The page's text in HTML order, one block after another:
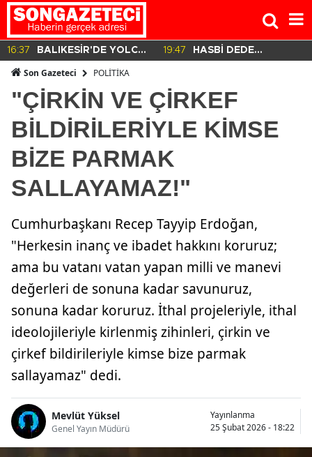
19:47
HASBİ DEDE
DETAYLAR İLE
DİJİTAL İZLER!
18:09
CEM YILMAZ 100
DEDİ?
Son Gazeteci POLİTİKA
"ÇİRKİN VE ÇİRKEF
BİLDİRİLERİYLE KİMSE
BİZE PARMAK
SALLAYAMAZ!"
Cumhurbaşkanı Recep Tayyip Erdoğan,
"Herkesin inanç ve ibadet hakkını koruruz;
ama bu vatanı vatan yapan milli ve manevi
değerleri de sonuna kadar savunuruz,
sonuna kadar koruruz. İthal projeleriyle, ithal
ideolojileriyle kirlenmiş zihinleri, çirkin ve
çirkef bildirileriyle kimse bize parmak
sallayamaz" dedi.
Mevlüt Yüksel
Genel Yayın Müdürü
Yayınlanma
25 Şubat 2026 - 18:22